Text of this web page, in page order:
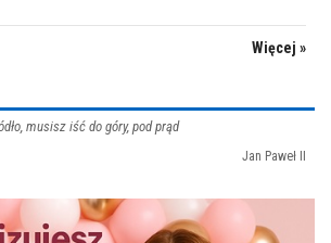
Więcej »
musisz iść do góry, pod prąd
Jan Paweł II